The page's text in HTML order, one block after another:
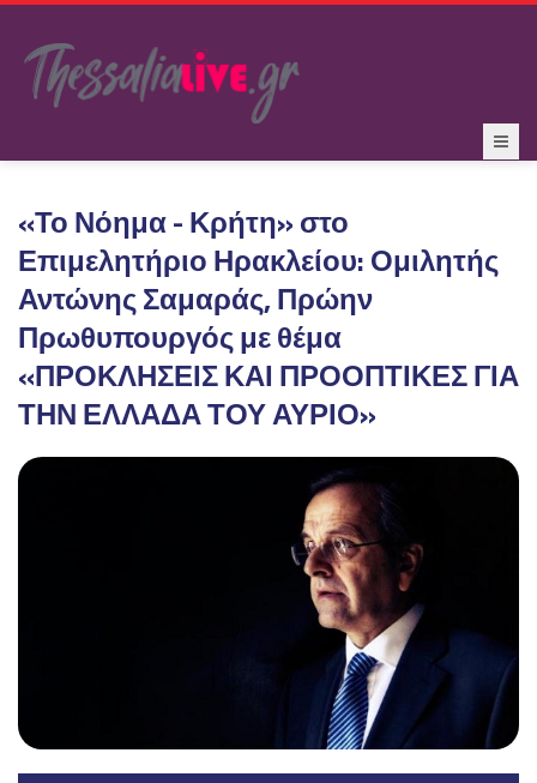
«Το Νόημα - Κρήτη» στο
Επιμελητήριο Ηρακλείου: Ομιλητής
Αντώνης Σαμαράς, Πρώην
Πρωθυπουργός με θέμα
«ΠΡΟΚΛΗΣΕΙΣ ΚΑΙ ΠΡΟΟΠΤΙΚΕΣ ΓΙΑ
ΤΗΝ ΕΛΛΑΔΑ ΤΟΥ ΑΥΡΙΟ»